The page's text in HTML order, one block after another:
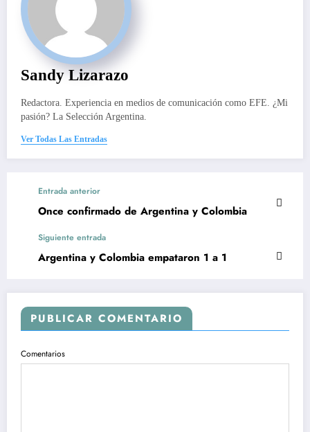
Sandy Lizarazo
Redactora. Experiencia en medios de comunicación como EFE. ¿Mi
pasión? La Selección Argentina.
Ver Todas Las Entradas
Entrada anterior
Once confirmado de Argentina y Colombia
Siguiente entrada
Argentina y Colombia empataron 1 a 1
PUBLICAR COMENTARIO
Comentarios